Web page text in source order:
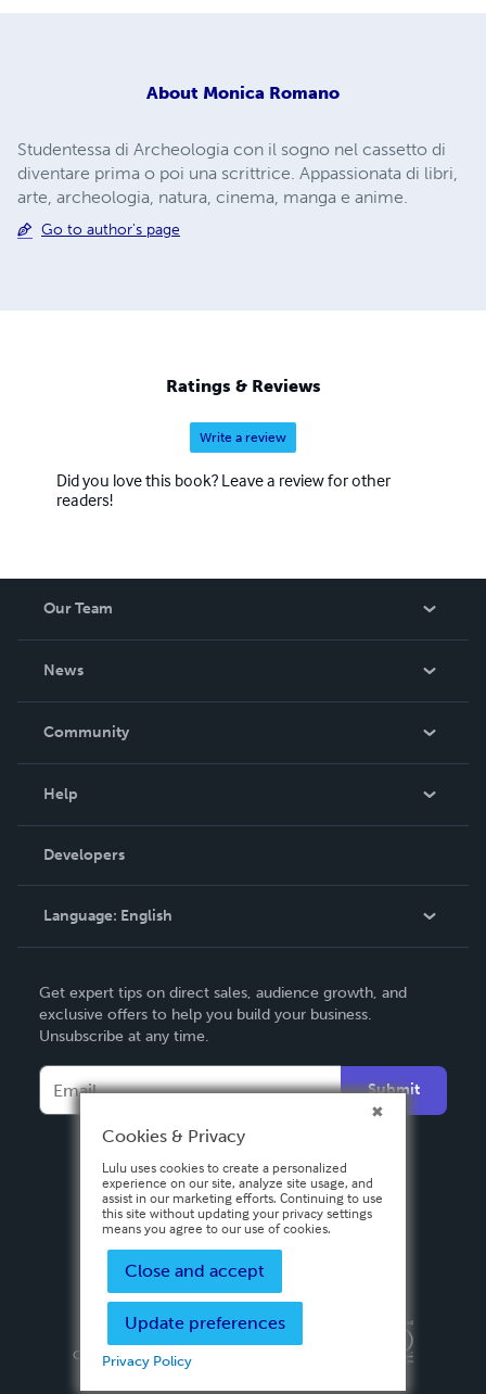
About Monica Romano
Studentessa di Archeologia con il sogno nel cassetto di
diventare prima o poi una scrittrice. Appassionata di libri,
arte, archeologia, natura, cinema, manga e anime.
Go to author's page
Ratings & Reviews
Write a review
Did you love this book? Leave a review for other
readers!
Our Team
News
In The News
Community
Podcast
Help
Order Lookup
Knowledge Base
Contact Support
Developers
Language: English
Deutsch
Français
Español
Get expert tips on direct sales, audience growth, and
exclusive offers to help you build your business.
Unsubscribe at any time.
Submit
Privacy PolicyTerms & Conditions
Copyright ©
2026 Lulu Press, Inc. All rights reserved.
Cookies & Privacy
Lulu uses cookies to create a personalized
experience on our site, analyze site usage, and
assist in our marketing efforts. Continuing to use
this site without updating your privacy settings
means you agree to our use of cookies.
Close and accept
Update preferences
Privacy Policy